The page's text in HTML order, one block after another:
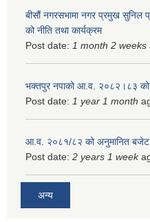
बीसौं नगरसभामा नगर प्रमुख सुनिल
को नीति तथा कार्यक्रम
Post date: 1 month 2 weeks
भक्तपुर नपाको आ.व. २०८२।८३ को
Post date: 1 year 1 month
आ.व. २०८१/८२ को अनुमानित बजेट
Post date: 2 years 1 week
अन्य